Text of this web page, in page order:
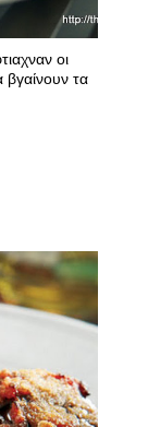
οι
βγαίνουν τα